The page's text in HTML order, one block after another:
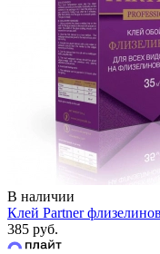
В наличии
Клей Partner
385 руб.